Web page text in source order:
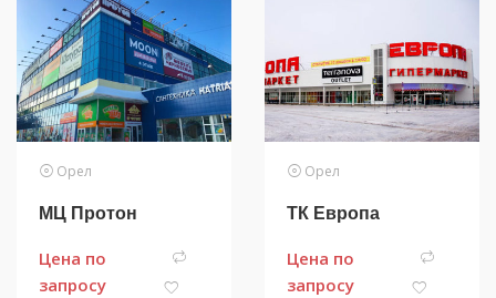
Орел
МЦ Протон
Цена по
запросу
Орел
ТК Европа
Цена по
запросу